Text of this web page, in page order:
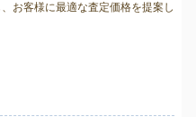
お客様に最適な査定価格を提案し